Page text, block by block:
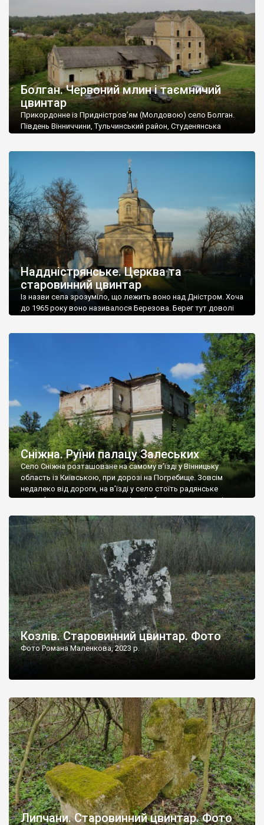
Болган. Червоний млин і таємничий
цвинтар
Прикордонне із Придністров’ям (Молдовою) село Болган.
Південь Вінниччини, Тульчинський район, Студенянська
старовинний цвинтар із кам’яними хрестами. Всі епітафії, які
збереглися, написані кирилицею, церковнослов’янською
мовою. За всіма традиційними ознаками – цвинтар
український. Хрести датуються 19 століттям. У 1924-1940
роках Болган […]
Наддністрянське. Церква та
старовинний цвинтар
Із назви села зрозуміло, що лежить воно над Дністром. Хоча
до 1965 року воно називалося Березова. Берег тут доволі
Наддністрянське відрізняється від більшості навколишніх
сіл. У селі є мурована Михайлівська церква. Точної дати […]
Сніжна. Руїни палацу Залеських
Село Сніжна розташоване на самому в’їзді у Вінницьку
область із Київською, при дорозі на Погребище. Зовсім
недалеко від дороги, на в’їзді у село стоїть радянське
рельєфне пано, яке показує жінку і яблуню, а трохи далі, десь
не видно, але видно дві стареньких колії у траві – […]
Козлів. Старовинний цвинтар. Фото
Фото Романа Маленкова, 2023 р.
Липчани. Старовинний цвинтар. Фото